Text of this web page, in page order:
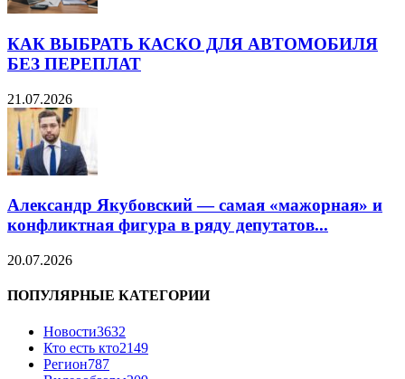
КАК ВЫБРАТЬ КАСКО ДЛЯ АВТОМОБИЛЯ
БЕЗ ПЕРЕПЛАТ
21.07.2026
Александр Якубовский — самая «мажорная» и
конфликтная фигура в ряду депутатов...
20.07.2026
ПОПУЛЯРНЫЕ КАТЕГОРИИ
Новости3632
Кто есть кто2149
Регион787